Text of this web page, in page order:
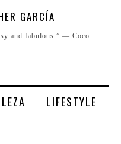
GARCÍA
and fabulous.” ― Coco
LIFESTYLE